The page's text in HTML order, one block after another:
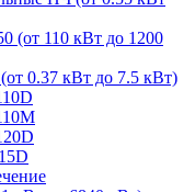
(от 110 кВт до 1200
0.37 кВт до 7.5 кВт)